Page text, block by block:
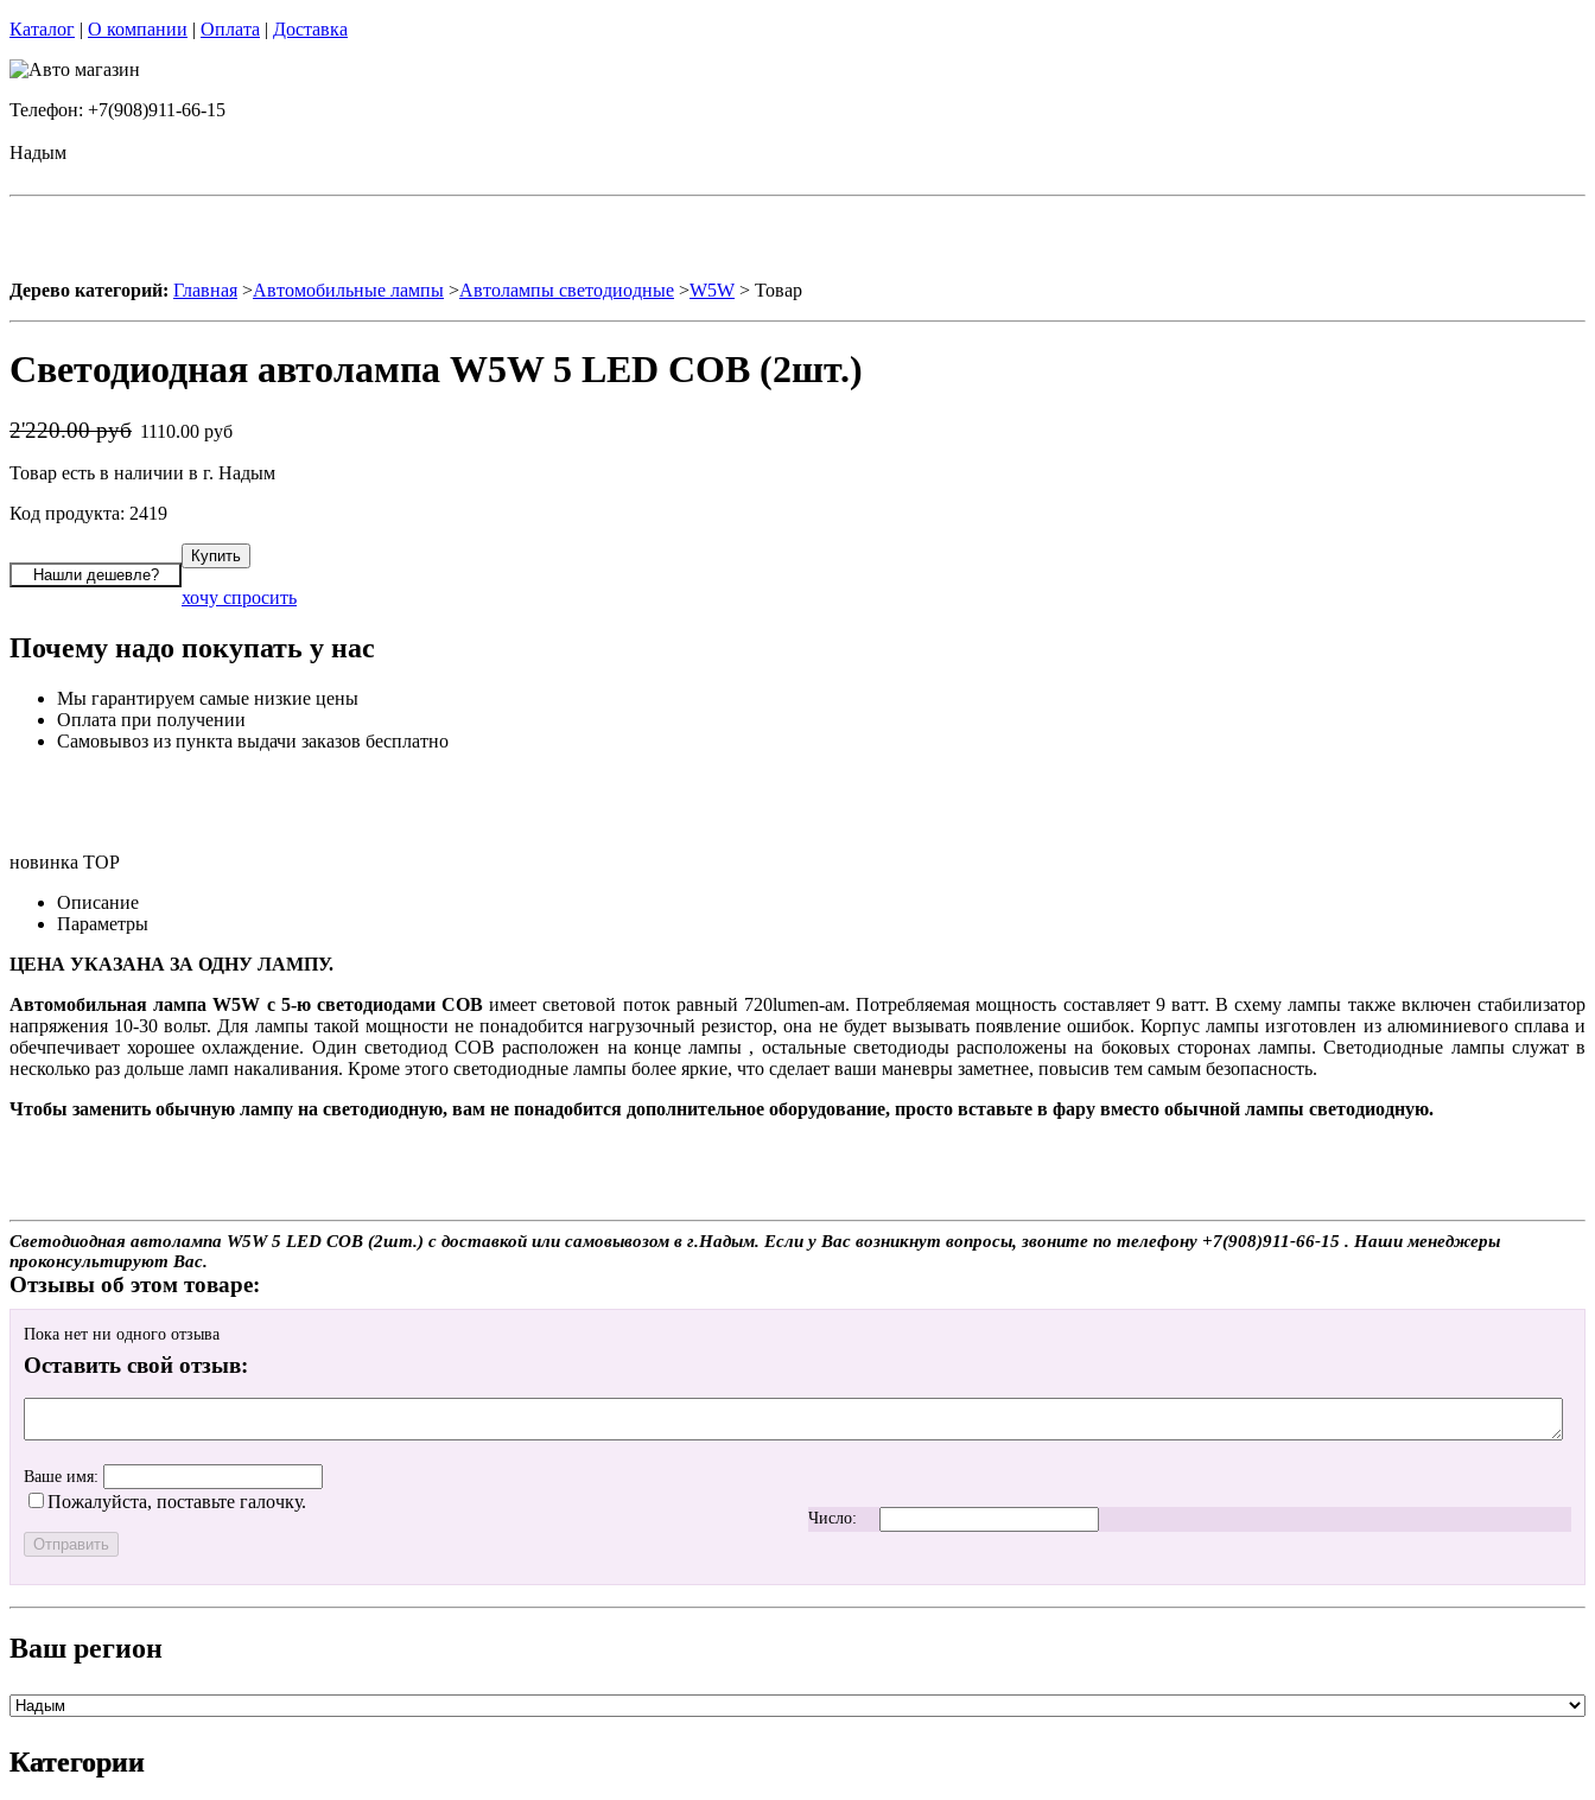
Каталог | О компании | Оплата | Доставка
Телефон: +7(908)911-66-15
Надым
Дерево категорий: Главная >Автомобильные лампы >Автолампы светодиодные >W5W > Товар
Светодиодная автолампа W5W 5 LED COB (2шт.)
2'220.00 руб 1110.00 руб
Товар есть в наличии в г. Надым
Код продукта: 2419
хочу спросить
Почему надо покупать у нас
Мы гарантируем самые низкие цены
Оплата при получении
Самовывоз из пункта выдачи заказов бесплатно
новинка TOP
Описание
Параметры
ЦЕНА УКАЗАНА ЗА ОДНУ ЛАМПУ.
Автомобильная лампа W5W с 5-ю светодиодами COBимеет световой поток равный 720lumen-ам. Потребляемая мощность составляет 9 ватт. В схему лампы также включен стабилизатор
напряжения 10-30 вольт. Для лампы такой мощности не понадобится нагрузочный резистор, она не будет вызывать появление ошибок. Корпус лампы изготовлен из алюминиевого сплава и
обечпечивает хорошее охлаждение. Один светодиод COB расположен на конце лампы , остальные светодиоды расположены на боковых сторонах лампы. Светодиодные лампы служат в
несколько раз дольше ламп накаливания. Кроме этого светодиодные лампы более яркие, что сделает ваши маневры заметнее, повысив тем самым безопасность.
Чтобы заменить обычную лампу на светодиодную, вам не понадобится дополнительное оборудование, просто вставьте в фару вместо обычной лампы светодиодную.
Светодиодная автолампа W5W 5 LED COB (2шт.) с доставкой или самовывозом в г.Надым. Если у Вас возникнут вопросы, звоните по телефону +7(908)911-66-15 . Наши менеджеры
проконсультируют Вас.
Отзывы об этом товаре:
Пока нет ни одного отзыва
Оставить свой отзыв:
Ваше имя:
Пожалуйста, поставьте галочку.
Число:
Ваш регион
Категории